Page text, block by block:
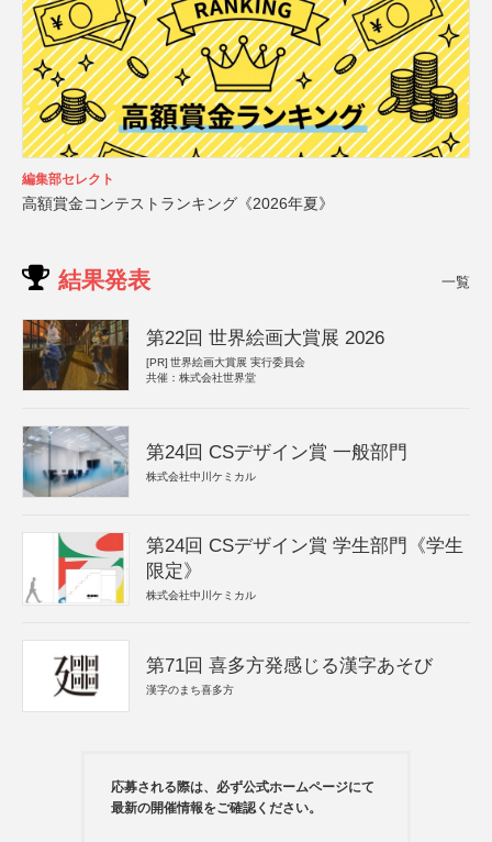
編集部セレクト
高額賞金コンテストランキング《2026年夏》
結果発表 一覧
第22回 世界絵画大賞展 2026
[PR] 世界絵画大賞展 実行委員会
共催：株式会社世界堂
第24回 CSデザイン賞 一般部門
株式会社中川ケミカル
第24回 CSデザイン賞 学生部門《学生
限定》
株式会社中川ケミカル
第71回 喜多方発感じる漢字あそび
漢字のまち喜多方
応募される際は、必ず公式ホームページにて
最新の開催情報をご確認ください。